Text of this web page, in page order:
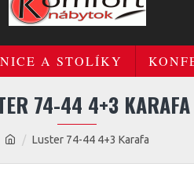
A STOLÍKY
Luster 74-44 4+3 Karafa
74-44 4+3 KARAFA